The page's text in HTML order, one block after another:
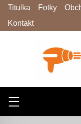
Hledat
Menu
Titulka Fotky
Kontakt